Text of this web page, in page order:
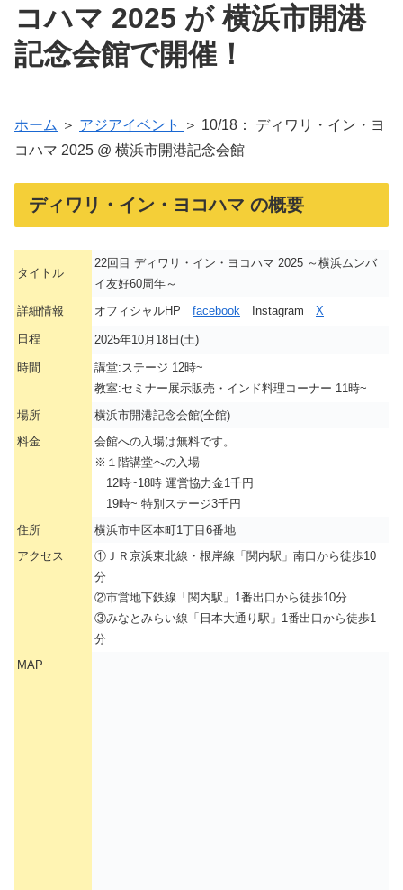
コハマ 2025 が 横浜市開港
記念会館で開催！
ホーム ＞ アジアイベント
＞ 10/18： ディワリ・イン・ヨ
コハマ 2025 @ 横浜市開港記念会館
ディワリ・イン・ヨコハマ の概要
タイトル
22回目 ディワリ・イン・ヨコハマ 2025 ～横浜ムンバ
イ友好60周年～
詳細情報
オフィシャルHP facebook Instagram X
日程 2025年10月18日(土)
時間
講堂:ステージ 12時~
教室:セミナー展示販売・インド料理コーナー 11時~
場所
横浜市開港記念会館(全館)
料金
会館への入場は無料です。
※１階講堂への入場
12時~18時 運営協力金1千円
19時~ 特別ステージ3千円
住所
横浜市中区本町1丁目6番地
アクセス
①ＪＲ京浜東北線・根岸線「関内駅」南口から徒歩10
分
②市営地下鉄線「関内駅」1番出口から徒歩10分
③みなとみらい線「日本大通り駅」1番出口から徒歩1
分
MAP